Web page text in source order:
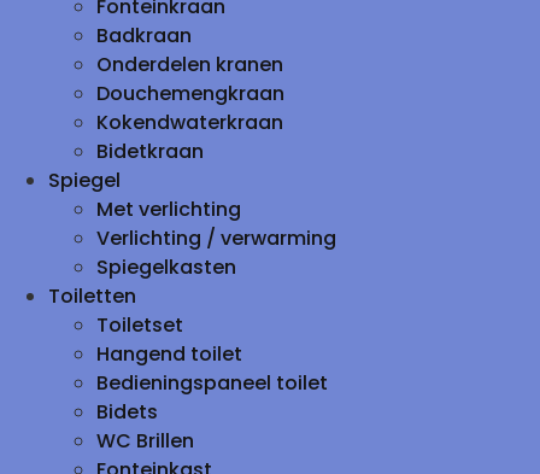
Fonteinkraan
Badkraan
Onderdelen kranen
Douchemengkraan
Kokendwaterkraan
Bidetkraan
Spiegel
Met verlichting
Verlichting / verwarming
Spiegelkasten
Toiletten
Toiletset
Hangend toilet
Bedieningspaneel toilet
Bidets
WC Brillen